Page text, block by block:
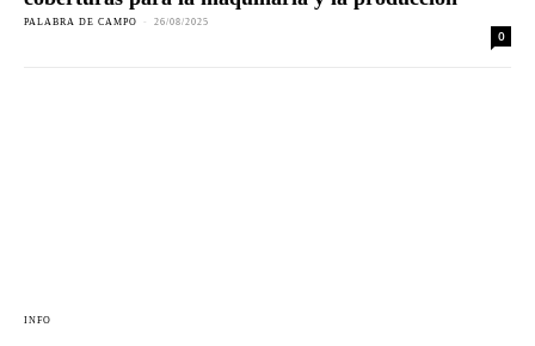
PALABRA DE CAMPO - 26/08/2025
0
INFO